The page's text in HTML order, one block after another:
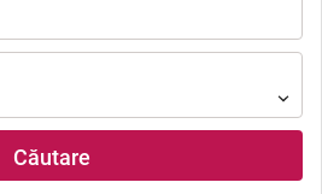
Căutare